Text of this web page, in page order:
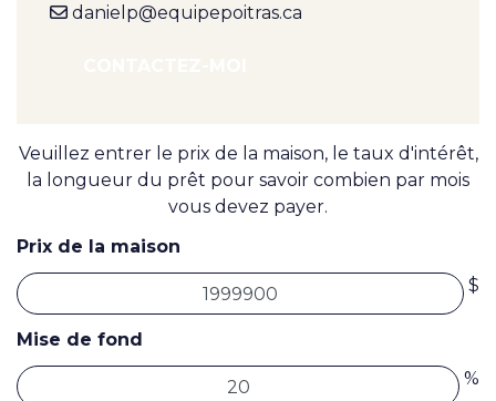
danielp@equipepoitras.ca
Veuillez entrer le prix de la maison, le taux d'intérêt,
la longueur du prêt pour savoir combien par mois
vous devez payer.
Prix de la maison
$
Mise de fond
%